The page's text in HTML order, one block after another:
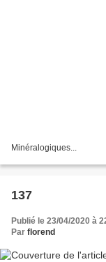
Minéralogiques...
137
Publié le 23/04/2020 à
Par florend